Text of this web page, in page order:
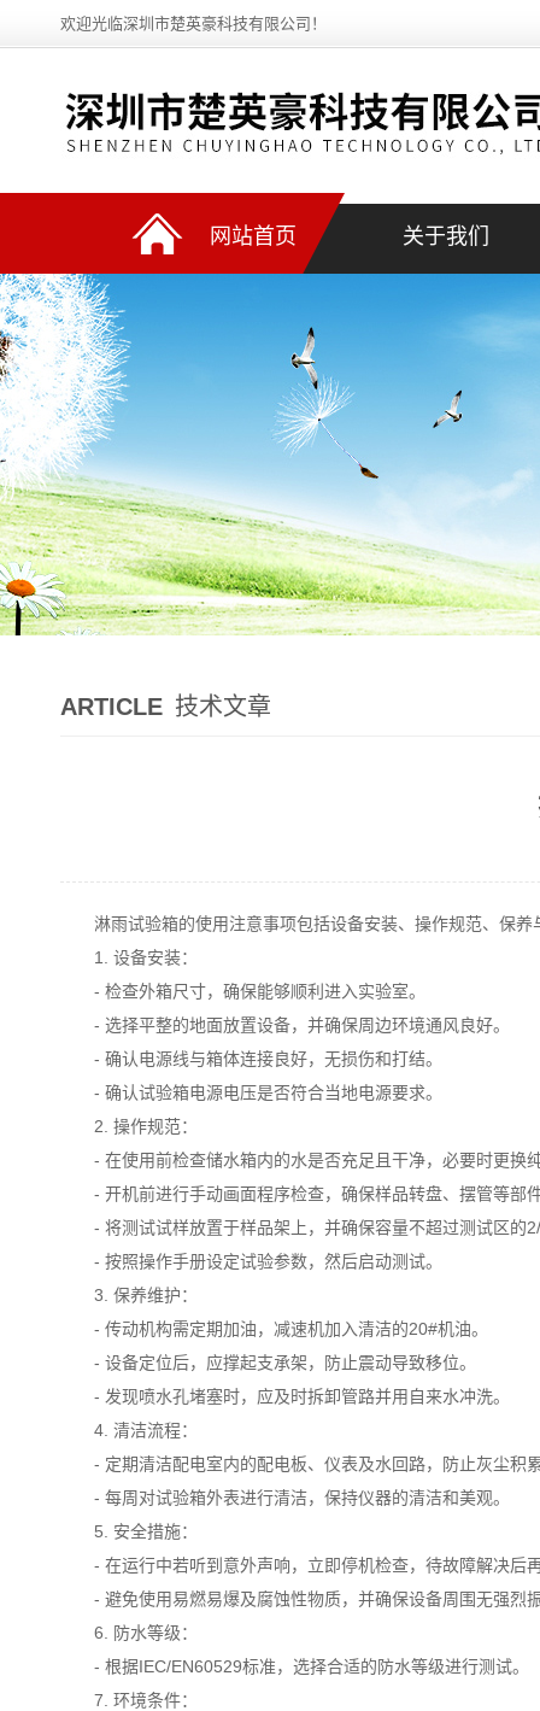
欢迎光临深圳市楚英豪科技有限公司！
网站首页 关于我们
ARTICLE 技术文章
淋雨试验箱的使用注意事项包括设备安装、操作规范、保养
1. 设备安装：
- 检查外箱尺寸，确保能够顺利进入实验室。
- 选择平整的地面放置设备，并确保周边环境通风良好。
- 确认电源线与箱体连接良好，无损伤和打结。
- 确认试验箱电源电压是否符合当地电源要求。
2. 操作规范：
- 在使用前检查储水箱内的水是否充足且干净，必要时更换
- 开机前进行手动画面程序检查，确保样品转盘、摆管等部
- 将测试试样放置于样品架上，并确保容量不超过测试区的
- 按照操作手册设定试验参数，然后启动测试。
3. 保养维护：
- 传动机构需定期加油，减速机加入清洁的20#机油。
- 设备定位后，应撑起支承架，防止震动导致移位。
- 发现喷水孔堵塞时，应及时拆卸管路并用自来水冲洗。
4. 清洁流程：
- 定期清洁配电室内的配电板、仪表及水回路，防止灰尘积
- 每周对试验箱外表进行清洁，保持仪器的清洁和美观。
5. 安全措施：
- 在运行中若听到意外声响，立即停机检查，待故障解决后
- 避免使用易燃易爆及腐蚀性物质，并确保设备周围无强烈
6. 防水等级：
- 根据IEC/EN60529标准，选择合适的防水等级进行测试。
7. 环境条件：